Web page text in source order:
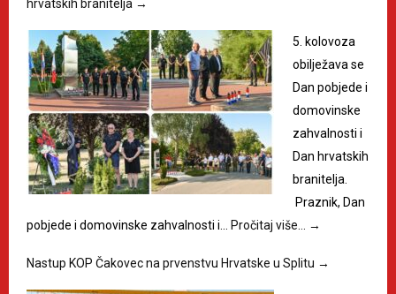
hrvatskih branitelja →
5. kolovoza
obilježava se
Dan pobjede i
domovinske
zahvalnosti i
Dan hrvatskih
branitelja.
Praznik, Dan
pobjede i domovinske zahvalnosti i…
Pročitaj više… →
Nastup KOP Čakovec na prvenstvu Hrvatske u Splitu →